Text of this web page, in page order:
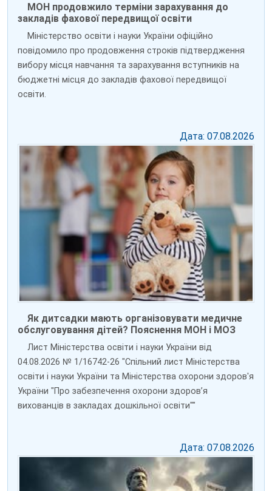
МОН продовжило терміни зарахування до
закладів фахової передвищої освіти
Міністерство освіти і науки України офіційно
повідомило про продовження строків підтвердження
вибору місця навчання та зарахування вступників на
бюджетні місця до закладів фахової передвищої
освіти.
Дата: 07.08.2026
Як дитсадки мають організовувати медичне
обслуговування дітей? Пояснення МОН і МОЗ
Лист Міністерства освіти і науки України від
04.08.2026 № 1/16742-26 "Спільний лист Міністерства
освіти і науки України та Міністерства охорони здоров'я
України "Про забезпечення охорони здоров’я
вихованців в закладах дошкільної освіти""
Дата: 07.08.2026